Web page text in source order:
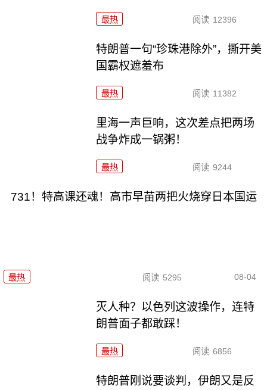
最热 阅读 12396
特朗普一句“珍珠港除外”，撕开美
国霸权遮羞布
最热 阅读 11382
里海一声巨响，这次差点把两场
战争炸成一锅粥！
最热 阅读 9244
731！特高课还魂！高市早苗两把火烧穿日本国运
最热 阅读 5295 08-04
灭人种？以色列这波操作，连特
朗普面子都敢踩！
最热 阅读 6856
特朗普刚说要谈判，伊朗又是反